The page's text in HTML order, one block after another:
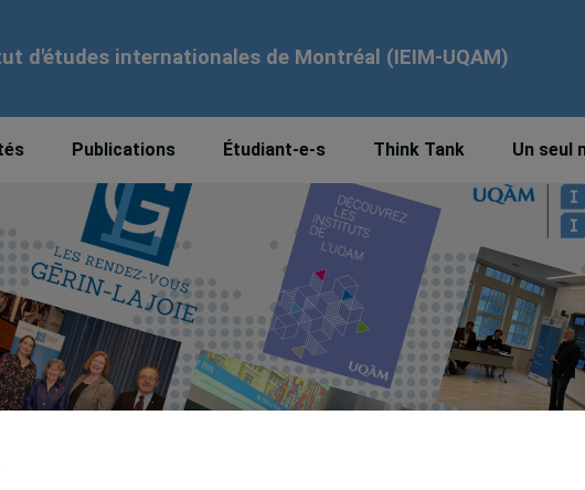
d'études internationales de Montréal (IEIM-UQAM)
Publications Étudiant-e-s Think Tank Un seul